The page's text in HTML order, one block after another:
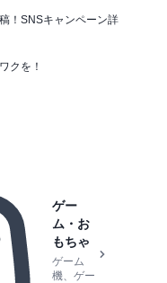
！SNSキャンペーン詳
クを！
ゲー
ム・お
もちゃ
ゲーム
機、ゲー